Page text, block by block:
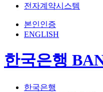
전자계약시스템
본인인증
ENGLISH
한국은행
한국은행